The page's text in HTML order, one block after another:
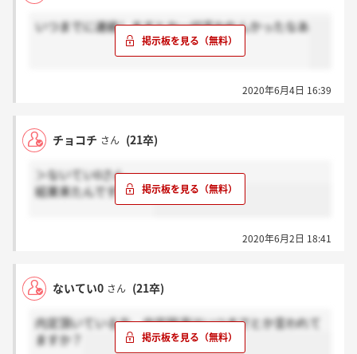
いつまでに連絡しますとか一切言われんかったなあ
2020年6月4日 16:39
チョコチ さん (21卒)
＞ないてい0さん
結果来たんですか？？
2020年6月2日 18:41
ないてい0 さん (21卒)
内定頂いている方、内定辞退はいつまでとか言われて
ますか？